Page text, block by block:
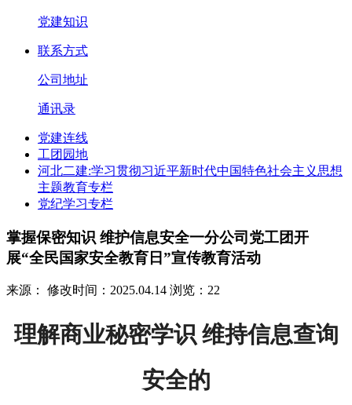
党建知识
联系方式
公司地址
通讯录
党建连线
工团园地
河北二建:学习贯彻习近平新时代中国特色社会主义思想
主题教育专栏
党纪学习专栏
掌握保密知识 维护信息安全一分公司党工团开
展“全民国家安全教育日”宣传教育活动
来源： 修改时间：2025.04.14 浏览：22
理解商业秘密学识 维持信息查询
安全的